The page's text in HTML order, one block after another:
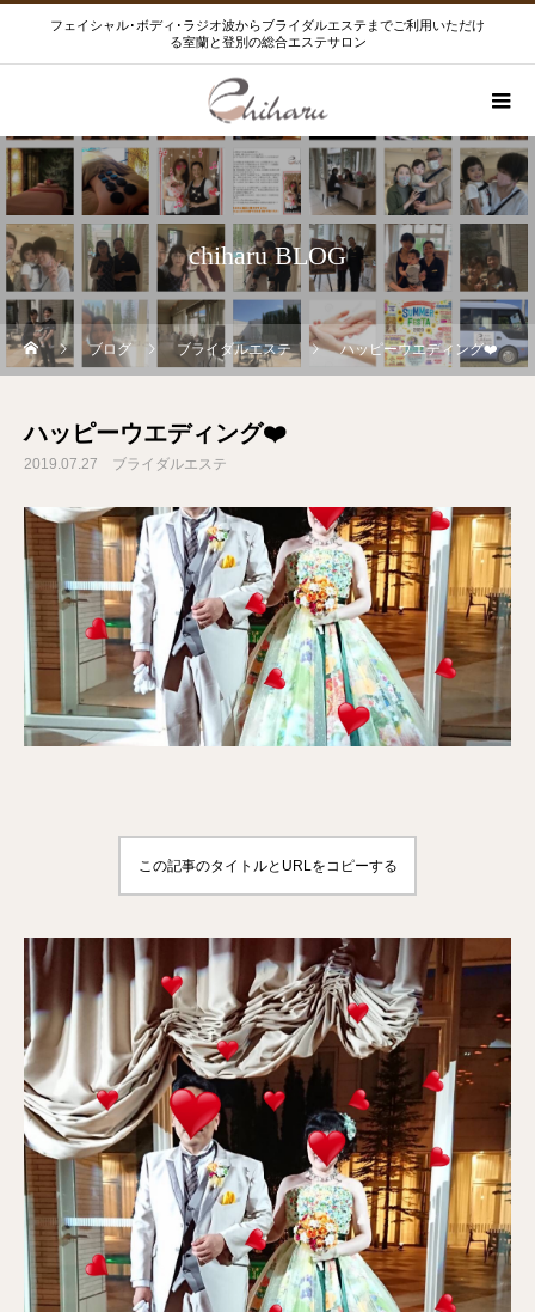
フェイシャル･ボディ･ラジオ波からブライダルエステまでご利用いただけ
る室蘭と登別の総合エステサロン
chiharu BLOG
ブログ ブライダルエステ ハッピーウエディング❤️
ハッピーウエディング❤️
2019.07.27 ブライダルエステ
この記事のタイトルとURLをコピーする